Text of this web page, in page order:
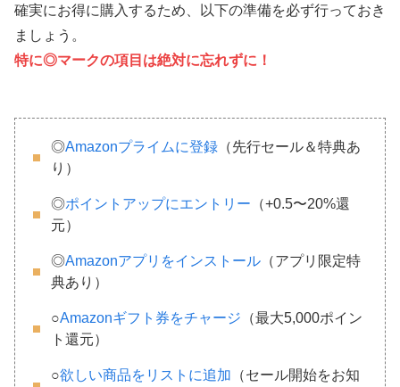
確実にお得に購入するため、以下の準備を必ず行っておき
ましょう。
特に◎マークの項目は絶対に忘れずに！
◎Amazonプライムに登録 （先行セール＆特典あ
り）
◎ポイントアップにエントリー （+0.5〜20%還
元）
◎Amazonアプリをインストール （アプリ限定特
典あり）
○Amazonギフト券をチャージ （最大5,000ポイン
ト還元）
○欲しい商品をリストに追加 （セール開始をお知